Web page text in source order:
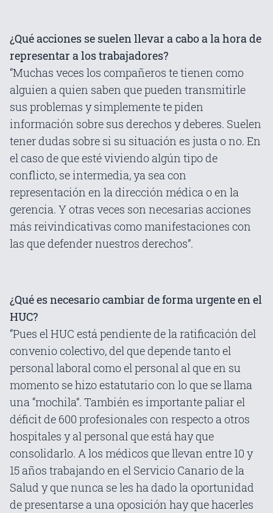
¿Qué acciones se suelen llevar a cabo a la hora de
representar a los trabajadores?
“Muchas veces los compañeros te tienen como
alguien a quien saben que pueden transmitirle
sus problemas y simplemente te piden
información sobre sus derechos y deberes. Suelen
tener dudas sobre si su situación es justa o no. En
el caso de que esté viviendo algún tipo de
conflicto, se intermedia, ya sea con
representación en la dirección médica o en la
gerencia. Y otras veces son necesarias acciones
más reivindicativas como manifestaciones con
las que defender nuestros derechos”.
¿Qué es necesario cambiar de forma urgente en el
HUC?
“Pues el HUC está pendiente de la ratificación del
convenio colectivo, del que depende tanto el
personal laboral como el personal al que en su
momento se hizo estatutario con lo que se llama
una “mochila”. También es importante paliar el
déficit de 600 profesionales con respecto a otros
hospitales y al personal que está hay que
consolidarlo. A los médicos que llevan entre 10 y
15 años trabajando en el Servicio Canario de la
Salud y que nunca se les ha dado la oportunidad
de presentarse a una oposición hay que hacerles